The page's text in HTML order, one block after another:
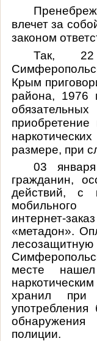
влечет за
законом
Так,
Крым
района, 1976
размере, при
03
гражданин,
действий, с
мобильного
интернет-
«метадон».
лесозащитную
месте
хранил
полиции.